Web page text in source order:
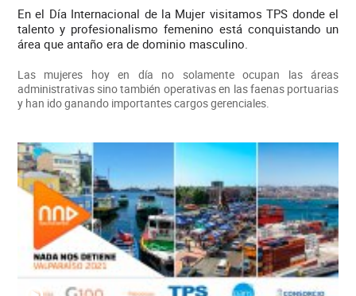
En el Día Internacional de la Mujer visitamos TPS donde el
talento y profesionalismo femenino está conquistando un
área que antaño era de dominio masculino.
Las mujeres hoy en día no solamente ocupan las áreas
administrativas sino también operativas en las faenas portuarias
y han ido ganando importantes cargos gerenciales.